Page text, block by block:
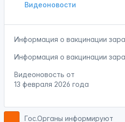
Видеоновости
Информация о вакцинации
Информация о вакцинации
Видеоновость от
13 февраля 2026 года
Гос.Органы информируют